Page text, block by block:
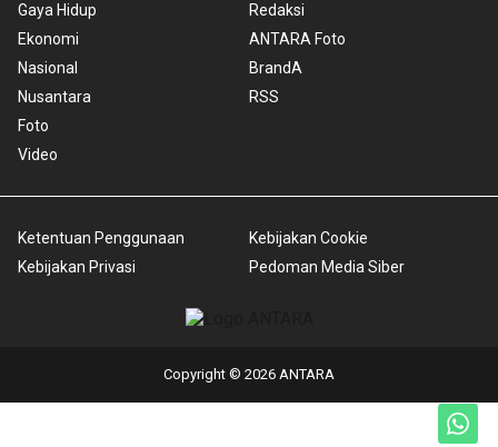
Gaya Hidup
Ekonomi
Nasional
Nusantara
Foto
Video
Redaksi
ANTARA Foto
BrandA
RSS
Ketentuan Penggunaan
Kebijakan Privasi
Kebijakan Cookie
Pedoman Media Siber
Copyright © 2026 ANTARA